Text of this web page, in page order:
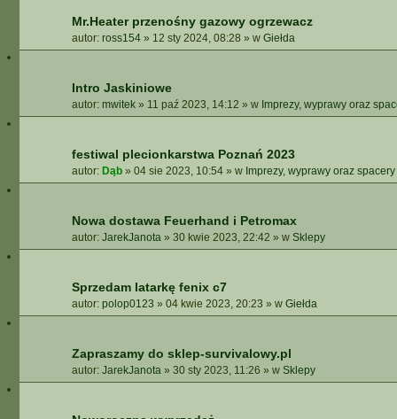
Mr.Heater przenośny gazowy ogrzewacz
autor: ross154 » 12 sty 2024, 08:28 » w Giełda
Intro Jaskiniowe
autor: mwitek » 11 paź 2023, 14:12 » w Imprezy, wyprawy oraz
festiwal plecionkarstwa Poznań 2023
autor: Dąb » 04 sie 2023, 10:54 » w Imprezy, wyprawy oraz spacery
Nowa dostawa Feuerhand i Petromax
autor: JarekJanota » 30 kwie 2023, 22:42 » w Sklepy
Sprzedam latarkę fenix c7
autor: polop0123 » 04 kwie 2023, 20:23 » w Giełda
Zapraszamy do sklep-survivalowy.pl
autor: JarekJanota » 30 sty 2023, 11:26 » w Sklepy